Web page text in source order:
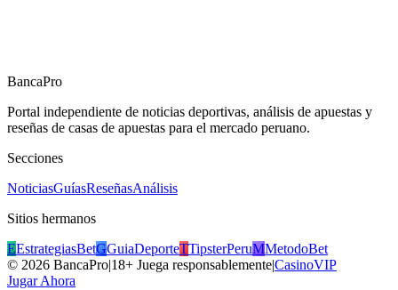
BancaPro
Portal independiente de noticias deportivas, análisis de apuestas y
reseñas de casas de apuestas para el mercado peruano.
Secciones
NoticiasGuíasReseñasAnálisis
Sitios hermanos
EEstrategiasBetGGuiaDeporteTTipsterPeruMMetodoBet
© 2026 BancaPro|18+ Juega responsablemente|CasinoVIP
Jugar Ahora